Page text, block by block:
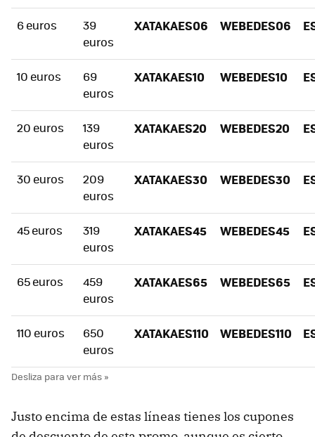
6 euros
39
euros
XATAKAES06 WEBEDES06
10 euros
69
euros
XATAKAES10 WEBEDES10
20 euros
139
euros
XATAKAES20 WEBEDES20
30 euros
209
euros
XATAKAES30 WEBEDES30
45 euros
319
euros
XATAKAES45 WEBEDES45
65 euros
459
euros
XATAKAES65 WEBEDES65
110 euros
650
euros
XATAKAES110 WEBEDES110
Justo encima de estas líneas tienes los cupones